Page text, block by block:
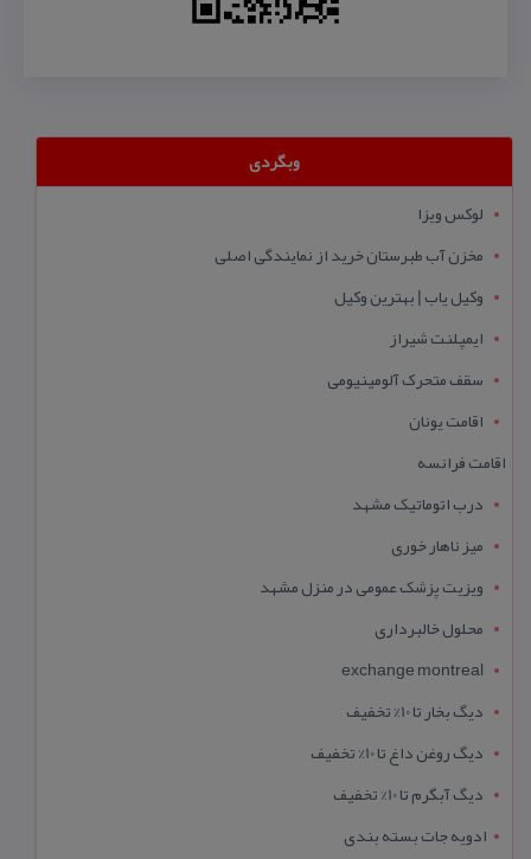
وبگردی
لوکس ویزا
مخزن آب طبرستان خرید از نمایندگی اصلی
وکیل یاب | بهترین وکیل
ایمپلنت شیراز
سقف متحرک آلومینیومی
اقامت یونان
اقامت فرانسه
درب اتوماتیک مشهد
میز ناهار خوری
ویزیت پزشک عمومی در منزل مشهد
محلول خالبرداری
exchange montreal
دیگ بخار تا 10% تخفیف
دیگ روغن داغ تا 10% تخفیف
دیگ آبگرم تا 10% تخفیف
ادویه جات بسته بندی